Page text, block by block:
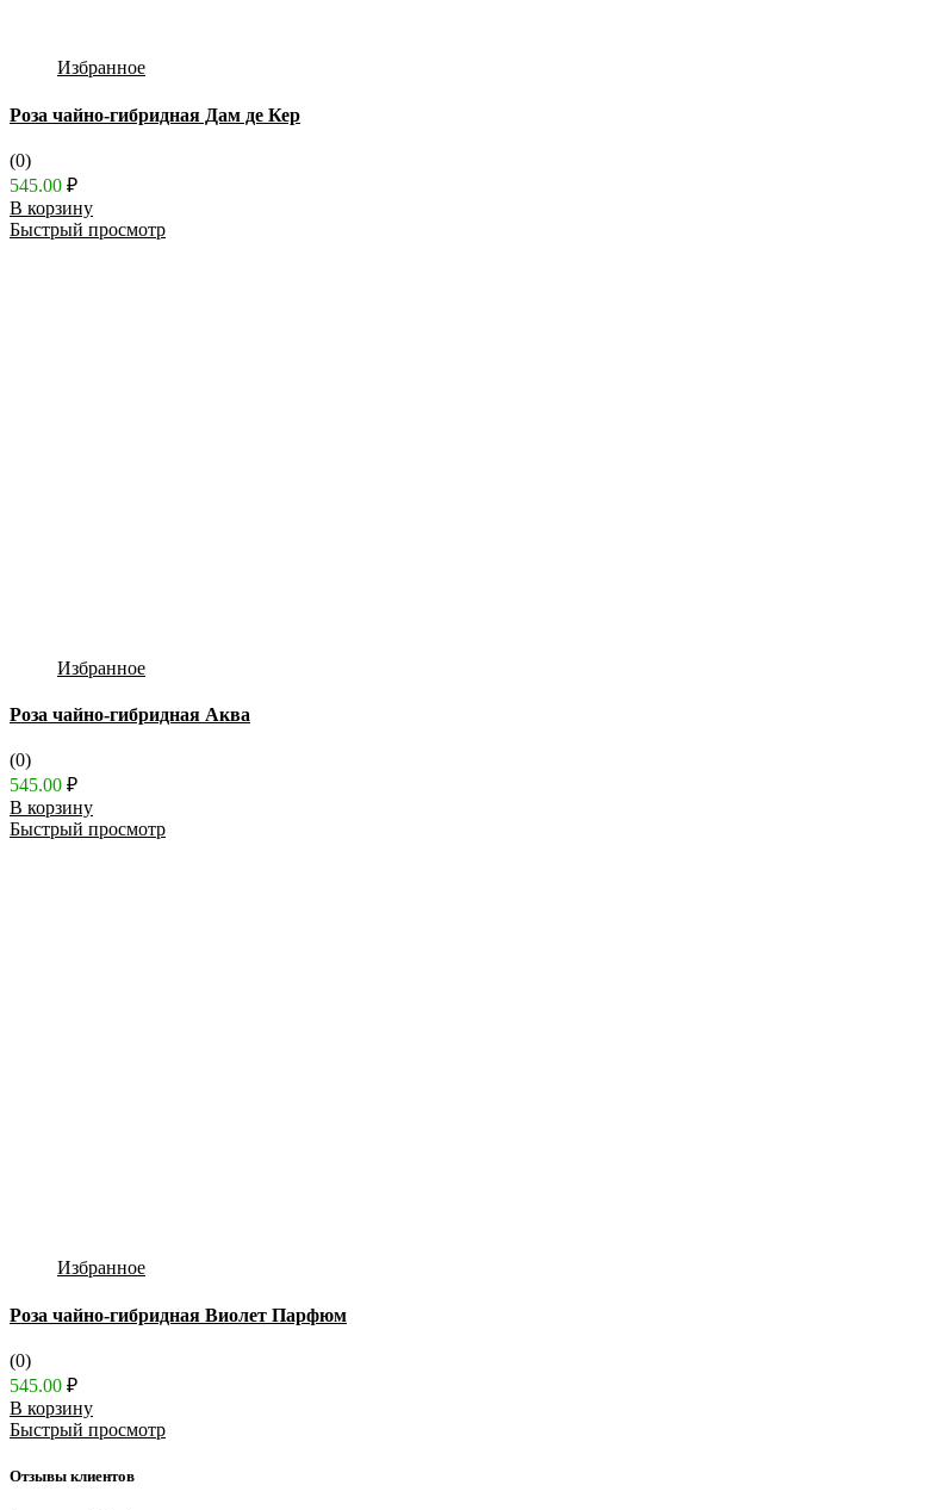
Избранное
Роза чайно-гибридная Дам де Кер
(0)
545.00 ₽
В корзину
Быстрый просмотр
Избранное
Роза чайно-гибридная Аква
(0)
545.00 ₽
В корзину
Быстрый просмотр
Избранное
Роза чайно-гибридная Виолет Парфюм
(0)
545.00 ₽
В корзину
Быстрый просмотр
Отзывы клиентов